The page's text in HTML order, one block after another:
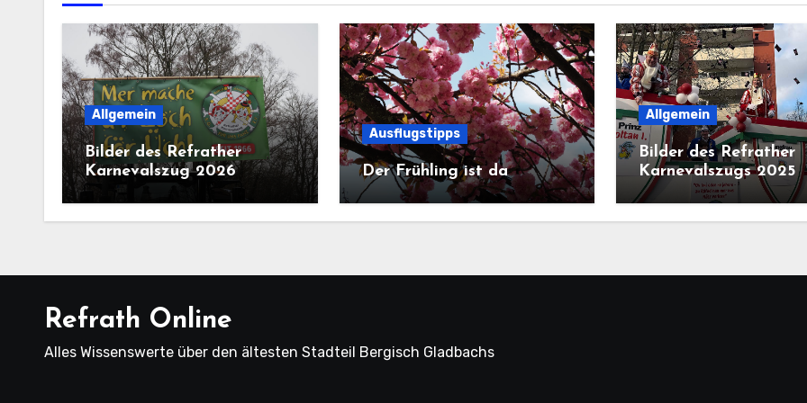
Allgemein
Bilder des Refrather
Karnevalszug 2026
Ausflugstipps
Der Frühling ist da
Allgemein
Bilder des Refrather
Karnevalszugs 2025
Refrath Online
Alles Wissenswerte über den ältesten Stadteil Bergisch Gladbachs